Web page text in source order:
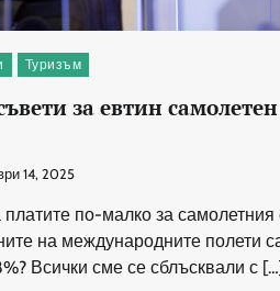
Туризъм
за евтин самолетен
14, 2025
платите по-малко за самолетния
на международните полети
Всички сме се сблъсквали с